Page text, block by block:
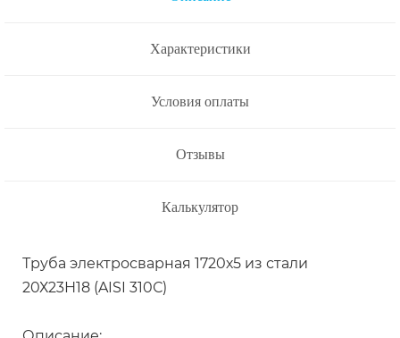
Характеристики
Условия оплаты
Отзывы
Калькулятор
Труба электросварная 1720х5 из стали
20Х23Н18 (AISI 310С)